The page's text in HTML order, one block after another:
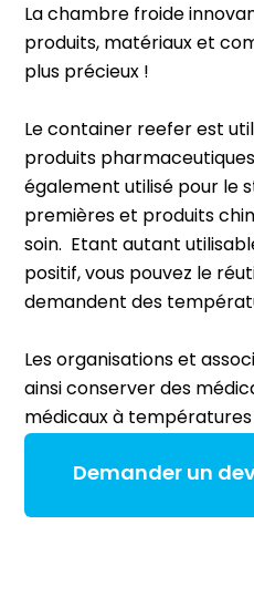
La chambre froide
produits, matériaux et
plus précieux !
Le container reefer est
produits
également utilisé pour le
premières et produits
soin. Etant autant
positif, vous pouvez le
demandent des
Les organisations et
ainsi conserver des
médicaux à
Demander un